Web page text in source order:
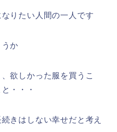
りたい人間の一人です
か
欲しかった服を買うこ
・・・
きはしない幸せだと考え